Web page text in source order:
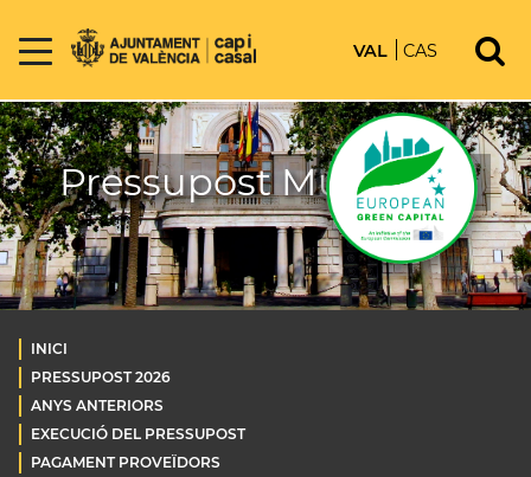
VAL CAS
Pressupost Municipal
INICI
PRESSUPOST 2026
ANYS ANTERIORS
EXECUCIÓ DEL PRESSUPOST
PAGAMENT PROVEÏDORS